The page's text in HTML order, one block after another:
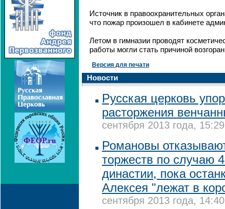
Источник в правоохранительных
что пожар произошел в кабинете
Летом в гимназии проводят
работы могли стать причиной
Версия для печати
Новости
Русская церковь
расторжения
сентября 2013 года, 15:29
Романовы
торжеств по случаю
династии, пока
Алексея "лежат в
сентября 2013 года, 14:40